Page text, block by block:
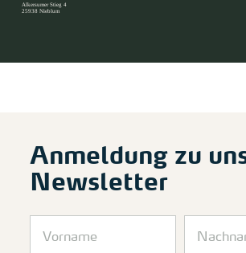
Alkersumer Stieg 4
25938 Nieblum
Anmeldung zu
Newsletter